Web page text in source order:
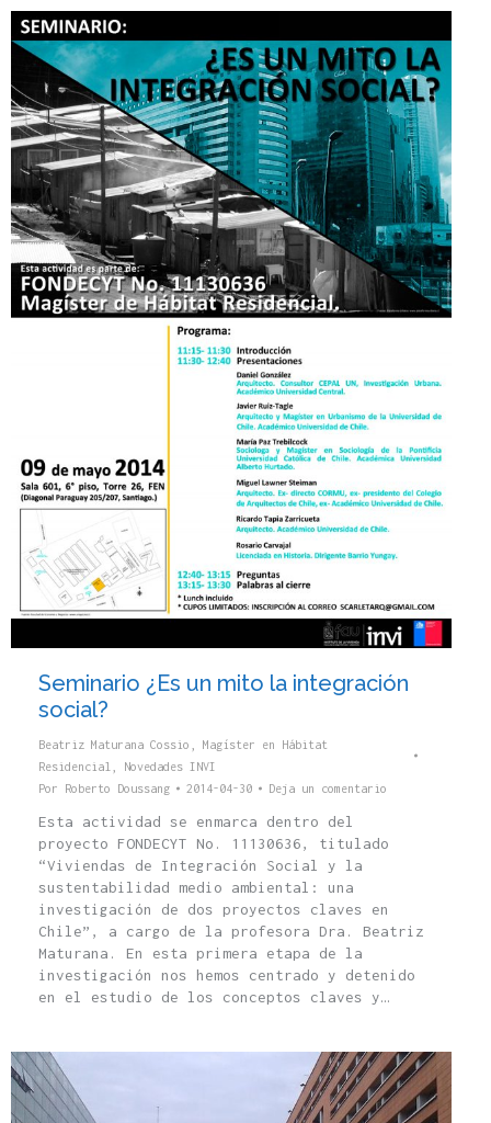
Seminario ¿Es un mito la integración
social?
Beatriz Maturana Cossio
Magíster en Hábitat
Residencial
Novedades INVI
Por Roberto Doussang 2014-04-30 Deja un comentario
Esta actividad se enmarca dentro del
proyecto FONDECYT No. 11130636, titulado
“Viviendas de Integración Social y la
sustentabilidad medio ambiental: una
investigación de dos proyectos claves en
Chile”, a cargo de la profesora Dra. Beatriz
Maturana. En esta primera etapa de la
investigación nos hemos centrado y detenido
en el estudio de los conceptos claves y…